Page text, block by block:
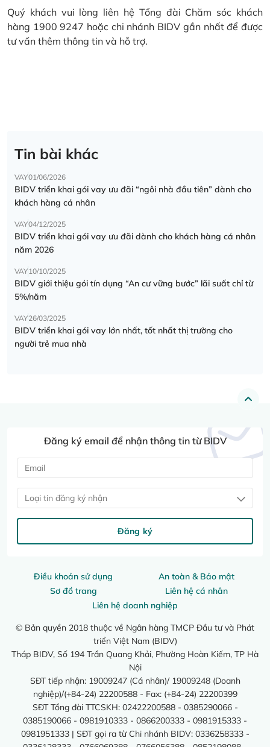
Quý khách vui lòng liên hệ Tổng đài Chăm sóc khách
hàng 1900 9247 hoặc chi nhánh BIDV gần nhất để được
tư vấn thêm thông tin và hỗ trợ.
Tin bài khác
VAY01/06/2026
BIDV triển khai gói vay ưu đãi “ngôi nhà đầu tiên” dành cho
khách hàng cá nhân
VAY04/12/2025
BIDV triển khai gói vay ưu đãi dành cho khách hàng cá nhân
năm 2026
VAY10/10/2025
BIDV giới thiệu gói tín dụng “An cư vững bước” lãi suất chỉ từ
5%/năm
VAY26/03/2025
BIDV triển khai gói vay lớn nhất, tốt nhất thị trường cho
người trẻ mua nhà
Điều khoản sử dụng
An toàn & Bảo mật
Sơ đồ trang
Liên hệ cá nhân
Liên hệ doanh nghiệp
© Bản quyền 2018 thuộc về Ngân hàng TMCP Đầu tư và Phát
triển Việt Nam (BIDV)
Tháp BIDV, Số 194 Trần Quang Khải, Phường Hoàn Kiếm, TP Hà
Nội
SĐT tiếp nhận: 19009247 (Cá nhân)/ 19009248 (Doanh
nghiệp)/(+84-24) 22200588 - Fax: (+84-24) 22200399
SĐT Tổng đài TTCSKH: 02422200588 - 0385290066 -
0385190066 - 0981910333 - 0866200333 - 0981915333 -
0981951333 | SĐT gọi ra từ Chi nhánh BIDV: 0336258333 -
Đăng ký email để nhận thông tin từ BIDV
Loại tin đăng ký nhận
Đăng ký